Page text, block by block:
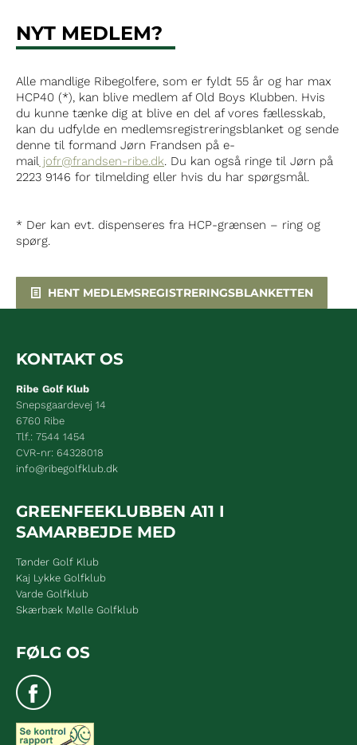
NYT MEDLEM?
Alle mandlige Ribegolfere, som er fyldt 55 år og har max
HCP40 (*), kan blive medlem af Old Boys Klubben. Hvis
du kunne tænke dig at blive en del af vores fællesskab,
kan du udfylde en medlemsregistreringsblanket og sende
denne til formand Jørn Frandsen på e-
mail jofr@frandsen-ribe.dk. Du kan også ringe til Jørn på
2223 9146 for tilmelding eller hvis du har spørgsmål.
* Der kan evt. dispenseres fra HCP-grænsen – ring og
spørg.
HENT MEDLEMSREGISTRERINGSBLANKETTEN
KONTAKT OS
Ribe Golf Klub
Snepsgaardevej 14
6760 Ribe
Tlf.: 7544 1454
CVR-nr: 64328018
info@ribegolfklub.dk
GREENFEEKLUBBEN A11 I
SAMARBEJDE MED
Tønder Golf Klub
Kaj Lykke Golfklub
Varde Golfklub
Skærbæk Mølle Golfklub
FØLG OS